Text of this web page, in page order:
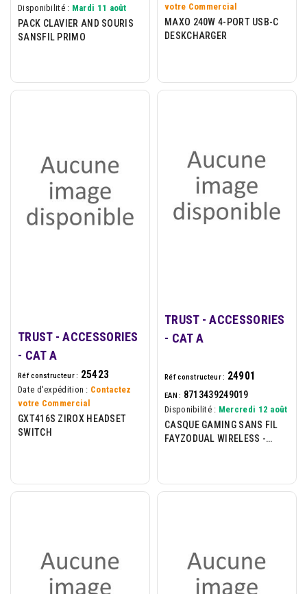
Disponibilité : Mardi 11 août
PACK CLAVIER AND SOURIS
SANSFIL PRIMO
votre Commercial
MAXO 240W 4-PORT USB-C
DESKCHARGER
TRUST - ACCESSORIES
- CAT A
Réf constructeur : 25423
Date d'expédition : Contactez
votre Commercial
GXT416S ZIROX HEADSET
SWITCH
TRUST - ACCESSORIES
- CAT A
Réf constructeur : 24901
EAN : 8713439249019
Disponibilité : Mercredi 12 août
CASQUE GAMING SANS FIL
FAYZODUAL WIRELESS -